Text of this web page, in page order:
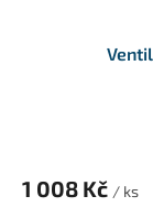
1 008 Kč / ks